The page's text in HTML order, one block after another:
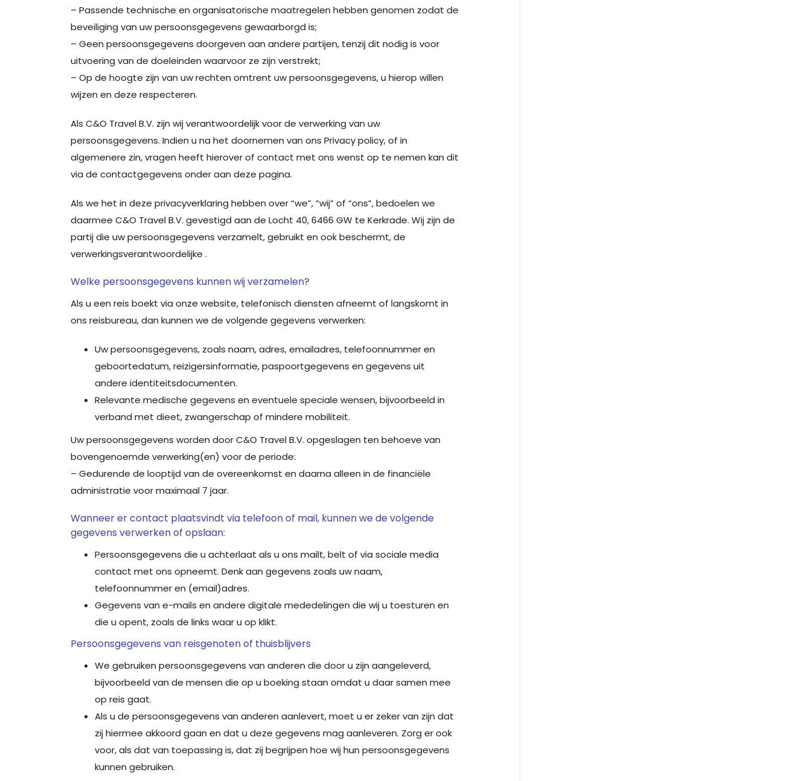
– Passende technische en organisatorische maatregelen hebben genomen zodat de
beveiliging van uw persoonsgegevens gewaarborgd is;
– Geen persoonsgegevens doorgeven aan andere partijen, tenzij dit nodig is voor
uitvoering van de doeleinden waarvoor ze zijn verstrekt;
– Op de hoogte zijn van uw rechten omtrent uw persoonsgegevens, u hierop willen
wijzen en deze respecteren.
Als C&O Travel B.V. zijn wij verantwoordelijk voor de verwerking van uw
persoonsgegevens. Indien u na het doornemen van ons Privacy policy, of in
algemenere zin, vragen heeft hierover of contact met ons wenst op te nemen kan dit
via de contactgegevens onder aan deze pagina.
Als we het in deze privacyverklaring hebben over “we”, “wij” of “ons”, bedoelen we
daarmee C&O Travel B.V. gevestigd aan de Locht 40, 6466 GW te Kerkrade. Wij zijn de
partij die uw persoonsgegevens verzamelt, gebruikt en ook beschermt, de
verwerkingsverantwoordelijke .
Welke persoonsgegevens kunnen wij verzamelen?
Als u een reis boekt via onze website, telefonisch diensten afneemt of langskomt in
ons reisbureau, dan kunnen we de volgende gegevens verwerken:
Uw persoonsgegevens, zoals naam, adres, emailadres, telefoonnummer en
geboortedatum, reizigersinformatie, paspoortgegevens en gegevens uit
andere identiteitsdocumenten.
Relevante medische gegevens en eventuele speciale wensen, bijvoorbeeld in
verband met dieet, zwangerschap of mindere mobiliteit.
Uw persoonsgegevens worden door C&O Travel B.V. opgeslagen ten behoeve van
bovengenoemde verwerking(en) voor de periode:
– Gedurende de looptijd van de overeenkomst en daarna alleen in de financiële
administratie voor maximaal 7 jaar.
Wanneer er contact plaatsvindt via telefoon of mail, kunnen we de volgende
gegevens verwerken of opslaan:
Persoonsgegevens die u achterlaat als u ons mailt, belt of via sociale media
contact met ons opneemt. Denk aan gegevens zoals uw naam,
telefoonnummer en (email)adres.
Gegevens van e-mails en andere digitale mededelingen die wij u toesturen en
die u opent, zoals de links waar u op klikt.
Persoonsgegevens van reisgenoten of thuisblijvers
We gebruiken persoonsgegevens van anderen die door u zijn aangeleverd,
bijvoorbeeld van de mensen die op u boeking staan omdat u daar samen mee
op reis gaat.
Als u de persoonsgegevens van anderen aanlevert, moet u er zeker van zijn dat
zij hiermee akkoord gaan en dat u deze gegevens mag aanleveren. Zorg er ook
voor, als dat van toepassing is, dat zij begrijpen hoe wij hun persoonsgegevens
kunnen gebruiken.